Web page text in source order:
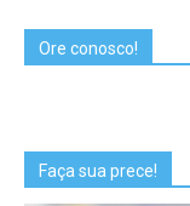
Ore conosco!
Faça sua prece!